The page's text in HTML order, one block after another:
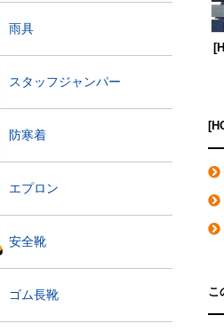
雨具
スタッフジャンパー
防寒着
エプロン
安全靴
ゴム長靴 こ